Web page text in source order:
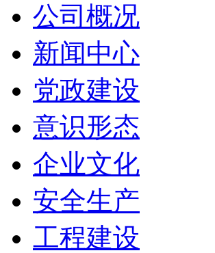
公司概况
新闻中心
党政建设
意识形态
企业文化
安全生产
工程建设